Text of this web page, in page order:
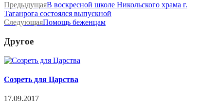
ПредыдущаяВ воскресной школе Никольского храма г.
Таганрога состоялся выпускной
СледующаяПомощь беженцам
Другое
Созреть для Царства
17.09.2017